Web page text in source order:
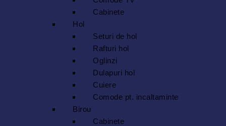
Cabinete
Hol
Seturi de hol
Rafturi hol
Oglinzi
Dulapuri hol
Cuiere
Comode pt. incaltaminte
Birou
Cabinete